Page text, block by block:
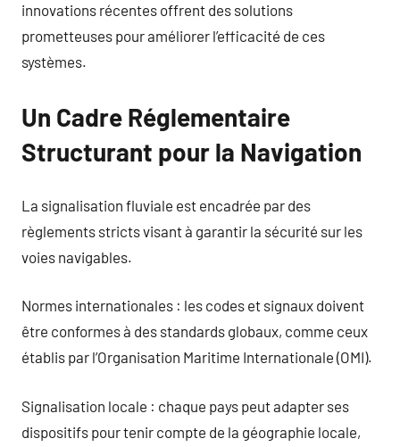
innovations récentes offrent des solutions
prometteuses pour améliorer l’efficacité de ces
systèmes.
Un Cadre Réglementaire
Structurant pour la Navigation
La signalisation fluviale est encadrée par des
règlements stricts visant à garantir la sécurité sur les
voies navigables.
Normes internationales : les codes et signaux doivent
être conformes à des standards globaux, comme ceux
établis par l’Organisation Maritime Internationale (OMI).
Signalisation locale : chaque pays peut adapter ses
dispositifs pour tenir compte de la géographie locale,